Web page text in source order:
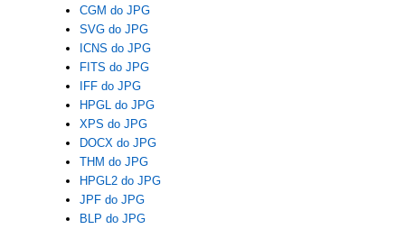
CGM do JPG
SVG do JPG
ICNS do JPG
FITS do JPG
IFF do JPG
HPGL do JPG
XPS do JPG
DOCX do JPG
THM do JPG
HPGL2 do JPG
JPF do JPG
BLP do JPG